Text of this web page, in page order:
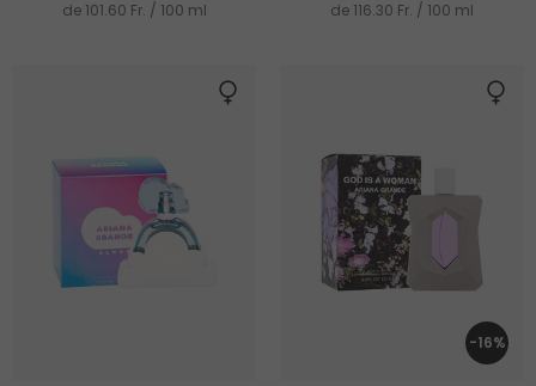
de 101.60 Fr. / 100 ml de 116.30 Fr. / 100 ml
-16%